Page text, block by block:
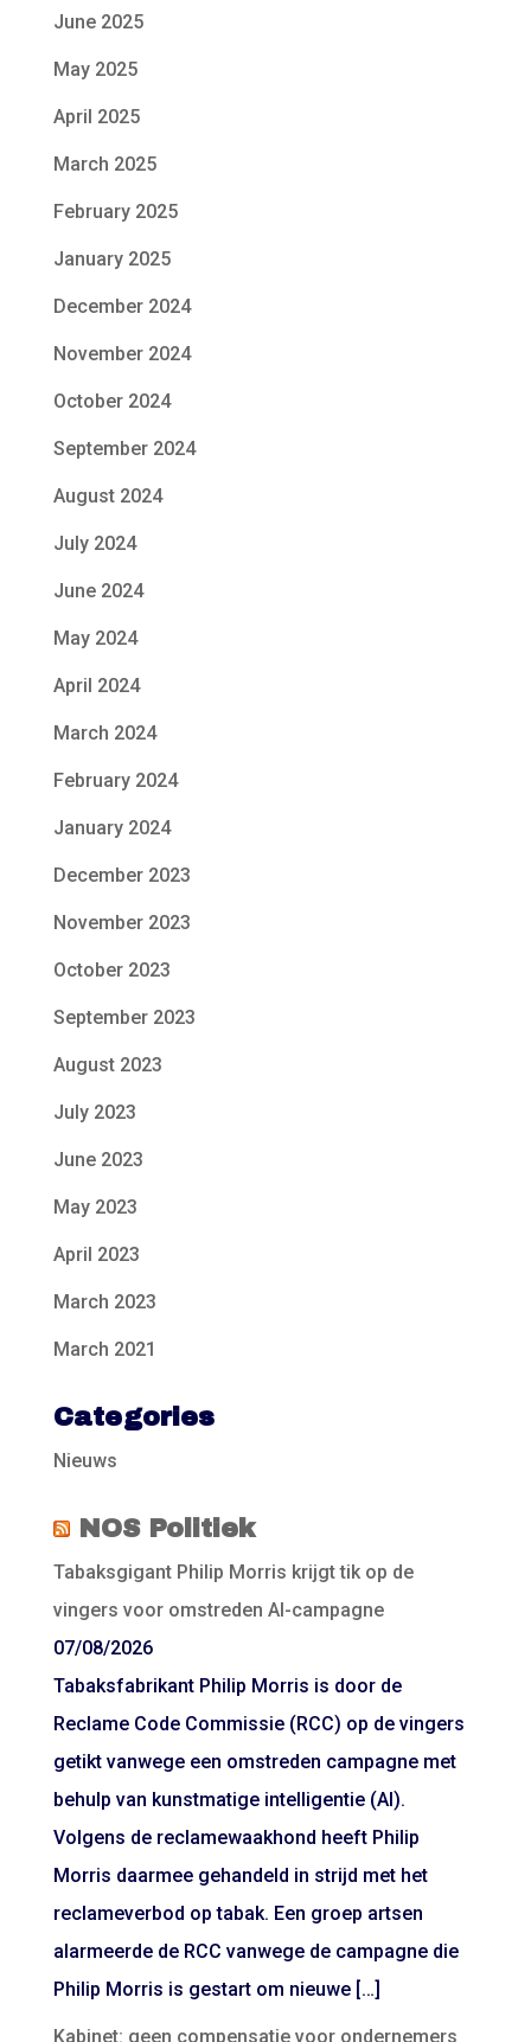
June 2025
May 2025
April 2025
March 2025
February 2025
January 2025
December 2024
November 2024
October 2024
September 2024
August 2024
July 2024
June 2024
May 2024
April 2024
March 2024
February 2024
January 2024
December 2023
November 2023
October 2023
September 2023
August 2023
July 2023
June 2023
May 2023
April 2023
March 2023
March 2021
Categories
Nieuws
NOS Politiek
Tabaksgigant Philip Morris krijgt tik op de
vingers voor omstreden AI-campagne
07/08/2026
Tabaksfabrikant Philip Morris is door de
Reclame Code Commissie (RCC) op de vingers
getikt vanwege een omstreden campagne met
behulp van kunstmatige intelligentie (AI).
Volgens de reclamewaakhond heeft Philip
Morris daarmee gehandeld in strijd met het
reclameverbod op tabak. Een groep artsen
alarmeerde de RCC vanwege de campagne die
Philip Morris is gestart om nieuwe […]
Kabinet: geen compensatie voor ondernemers